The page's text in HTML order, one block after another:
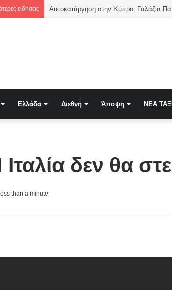
ειδήσεις Αυτοκατάργηση στην Κύπρο, Γαλάζια
Ελλάδα Διεθνή Άποψη NEA
δεν θα
than a minute